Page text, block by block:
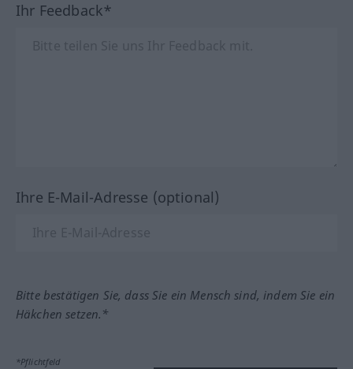
Ihr Feedback*
Ihre E-Mail-Adresse (optional)
Bitte bestätigen Sie, dass Sie ein Mensch sind, indem Sie ein
Häkchen setzen.*
*Pflichtfeld